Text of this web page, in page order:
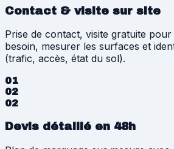
Contact & visite sur site
Prise de contact, visite gratuite
besoin, mesurer les surfaces et
(trafic, accès, état du sol).
01
02
02
Devis détaillé en 48h